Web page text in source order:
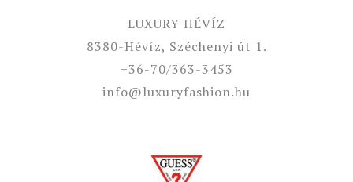
LUXURY HÉVÍZ
8380-Hévíz, Széchenyi út 1.
+36-70/363-3453
info@luxuryfashion.hu